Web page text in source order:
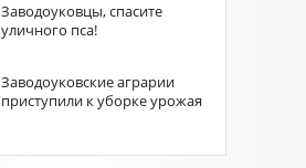
Заводоуковцы, спасите
уличного пса!
Заводоуковские аграрии
приступили к уборке урожая